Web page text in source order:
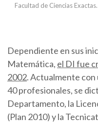
Facultad de Ciencias
Dependiente en sus
Matemática, el DI fue
2002. Actualmente con
40 profesionales, se
Departamento, la
(Plan 2010) y la